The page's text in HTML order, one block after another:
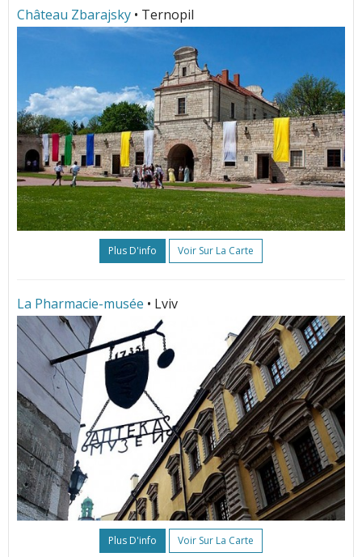
Château Zbarajsky • Ternopil
Plus D'info Voir Sur La Carte
La Pharmacie-musée • Lviv
Plus D'info Voir Sur La Carte